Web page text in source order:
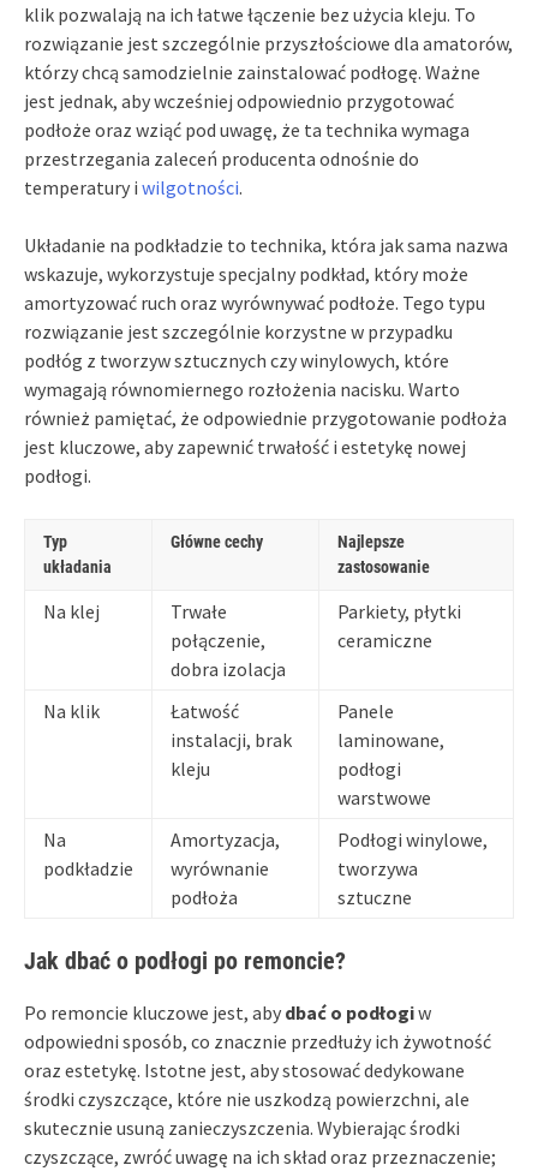
klik pozwalają na ich łatwe łączenie bez użycia kleju. To
rozwiązanie jest szczególnie przyszłościowe dla amatorów,
którzy chcą samodzielnie zainstalować podłogę. Ważne
jest jednak, aby wcześniej odpowiednio przygotować
podłoże oraz wziąć pod uwagę, że ta technika wymaga
przestrzegania zaleceń producenta odnośnie do
temperatury i wilgotności.
Układanie na podkładzie to technika, która jak sama nazwa
wskazuje, wykorzystuje specjalny podkład, który może
amortyzować ruch oraz wyrównywać podłoże. Tego typu
rozwiązanie jest szczególnie korzystne w przypadku
podłóg z tworzyw sztucznych czy winylowych, które
wymagają równomiernego rozłożenia nacisku. Warto
również pamiętać, że odpowiednie przygotowanie podłoża
jest kluczowe, aby zapewnić trwałość i estetykę nowej
podłogi.
Typ
układania
Główne cechy
Najlepsze
zastosowanie
Na klej
Trwałe
połączenie,
dobra izolacja
Parkiety, płytki
ceramiczne
Na klik
Łatwość
instalacji, brak
kleju
Panele
laminowane,
podłogi
warstwowe
Na
podkładzie
Amortyzacja,
wyrównanie
podłoża
Podłogi winylowe,
tworzywa
sztuczne
Jak dbać o podłogi po remoncie?
Po remoncie kluczowe jest, aby dbać o podłogiw
odpowiedni sposób, co znacznie przedłuży ich żywotność
oraz estetykę. Istotne jest, aby stosować dedykowane
środki czyszczące, które nie uszkodzą powierzchni, ale
skutecznie usuną zanieczyszczenia. Wybierając środki
czyszczące, zwróć uwagę na ich skład oraz przeznaczenie;